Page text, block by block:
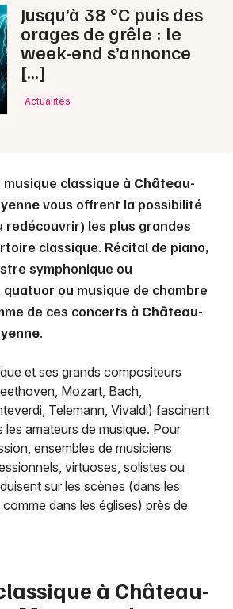
Je m'abonne
Jusqu’à 38 °C puis des
orages de grêle : le
week-end s’annonce
[…]
Actualités
classique à Château-
vous offrent la possibilité
redécouvrir) les plus grandes
classique. Récital de piano,
symphonique ou
ou musique de chambre
de ces concerts à Château-
.
et ses grands compositeurs
Mozart, Bach,
Telemann, Vivaldi) fascinent
les amateurs de musique. Pour
ensembles de musiciens
virtuoses, solistes ou
sur les scènes (dans les
dans les églises) près de
à Château-